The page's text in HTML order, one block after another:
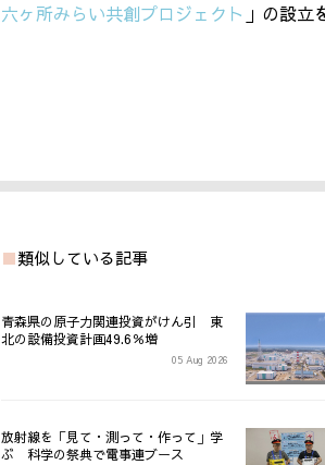
六ヶ所みらい共創プロジェクト 」の設立
類似している記事
青森県の原子力関連投資がけん引 東
北の設備投資計画49.6％増
05 Aug 2026
放射線を「見て・測って・作って」学
ぶ 科学の祭典で電事連ブース